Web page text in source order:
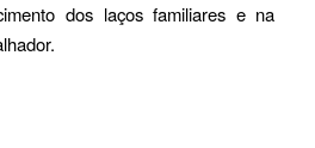
dos laços familiares e na